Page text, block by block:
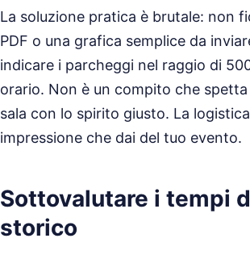
La soluzione pratica è brutale: non
PDF o una grafica semplice da
indicare i parcheggi nel raggio di
orario. Non è un compito che
sala con lo spirito giusto. La
impressione che dai del tuo evento.
Sottovalutare i tempi
storico